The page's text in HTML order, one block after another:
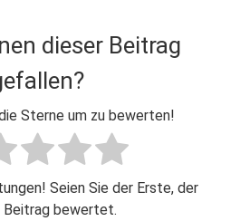
dieser Beitrag
Sterne um zu bewerten!
Seien Sie der Erste, der
Beitrag bewertet.